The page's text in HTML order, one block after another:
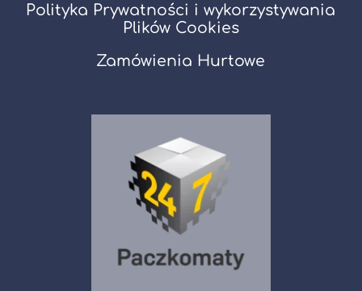
Polityka Prywatności i wykorzystywania
Plików Cookies
Zamówienia Hurtowe